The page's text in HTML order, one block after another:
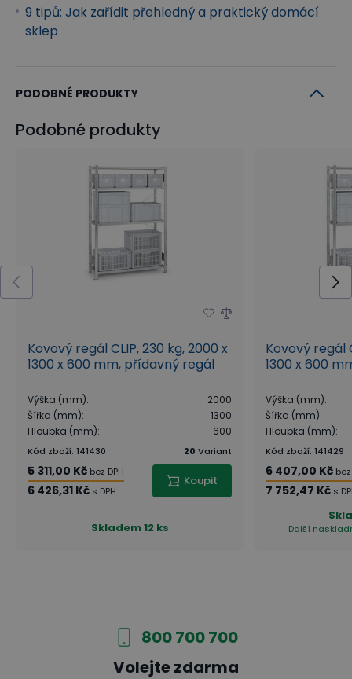
9 tipů: Jak zařídit přehledný a praktický domácí
sklep
PODOBNÉ PRODUKTY
Podobné produkty
Kovový regál CLIP, 230 kg, 2000 x
1300 x 600 mm, přídavný regál
Výška (mm):
2000
Šířka (mm):
1300
Hloubka (mm): 600
Kód zboží: 141430 20 Variant
5 311,00 Kč bez DPH
6 426,31 Kč s DPH
Koupit
Skladem12 ks
Kovový regál
1300 x 600
Výška (mm):
Šířka (mm):
Hloubka (mm):
Kód zboží: 141429
6 407,00 Kč bez
7 752,47 Kč s
Další
800 700 700
Volejte zdarma